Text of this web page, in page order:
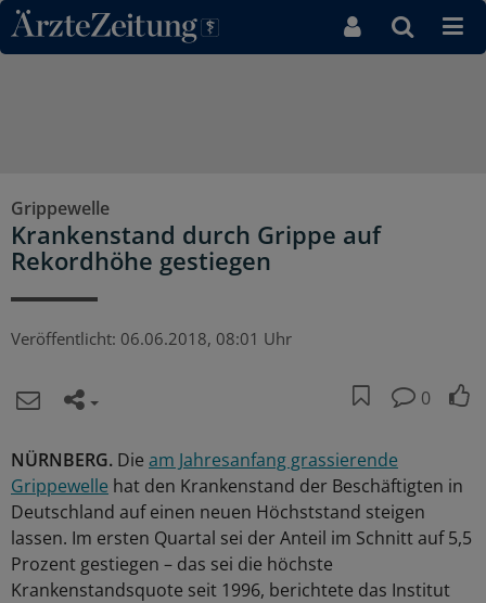
Direkt zum Inhaltsbereich
Grippewelle
Krankenstand durch Grippe auf
Rekordhöhe gestiegen
Veröffentlicht: 06.06.2018, 08:01 Uhr
0
NÜRNBERG. Die am Jahresanfang grassierende
Grippewelle hat den Krankenstand der Beschäftigten in
Deutschland auf einen neuen Höchststand steigen
lassen. Im ersten Quartal sei der Anteil im Schnitt auf 5,5
Prozent gestiegen – das sei die höchste
Krankenstandsquote seit 1996, berichtete das Institut